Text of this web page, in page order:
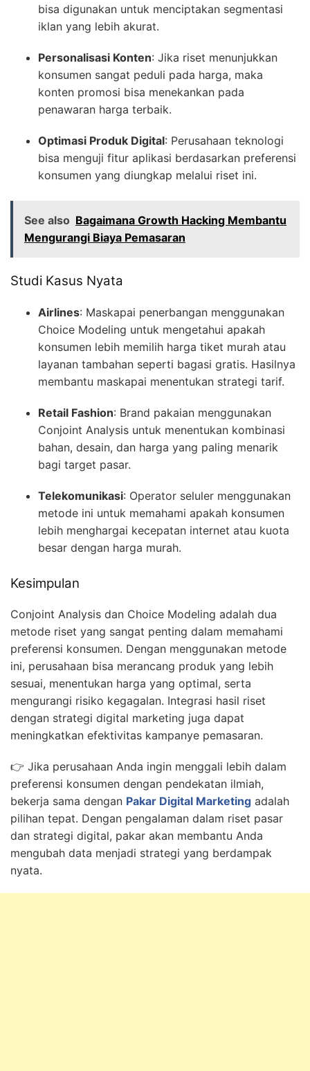
bisa digunakan untuk menciptakan segmentasi
iklan yang lebih akurat.
Personalisasi Konten: Jika riset menunjukkan
konsumen sangat peduli pada harga, maka
konten promosi bisa menekankan pada
penawaran harga terbaik.
Optimasi Produk Digital: Perusahaan teknologi
bisa menguji fitur aplikasi berdasarkan preferensi
konsumen yang diungkap melalui riset ini.
See also Bagaimana Growth Hacking Membantu
Mengurangi Biaya Pemasaran
Studi Kasus Nyata
Airlines: Maskapai penerbangan menggunakan
Choice Modeling untuk mengetahui apakah
konsumen lebih memilih harga tiket murah atau
layanan tambahan seperti bagasi gratis. Hasilnya
membantu maskapai menentukan strategi tarif.
Retail Fashion: Brand pakaian menggunakan
Conjoint Analysis untuk menentukan kombinasi
bahan, desain, dan harga yang paling menarik
bagi target pasar.
Telekomunikasi: Operator seluler menggunakan
metode ini untuk memahami apakah konsumen
lebih menghargai kecepatan internet atau kuota
besar dengan harga murah.
Kesimpulan
Conjoint Analysis dan Choice Modeling adalah dua
metode riset yang sangat penting dalam memahami
preferensi konsumen. Dengan menggunakan metode
ini, perusahaan bisa merancang produk yang lebih
sesuai, menentukan harga yang optimal, serta
mengurangi risiko kegagalan. Integrasi hasil riset
dengan strategi digital marketing juga dapat
meningkatkan efektivitas kampanye pemasaran.
👉 Jika perusahaan Anda ingin menggali lebih dalam
preferensi konsumen dengan pendekatan ilmiah,
bekerja sama dengan Pakar Digital Marketing adalah
pilihan tepat. Dengan pengalaman dalam riset pasar
dan strategi digital, pakar akan membantu Anda
mengubah data menjadi strategi yang berdampak
nyata.